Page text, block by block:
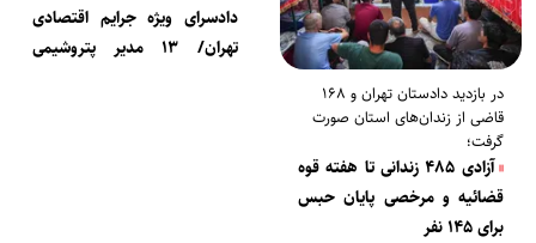
در بازدید دادستان تهران و ۱۶۸
قاضی از زندان‌های استان صورت
گرفت؛
آزادی ۴۸۵ زندانی تا هفته قوه
قضائیه و مرخصی پایان حبس
برای ۱۴۵ نفر
دادسرای ویژه جرایم اقتصادی
تهران/ ۱۳ مدیر پتروشیمی